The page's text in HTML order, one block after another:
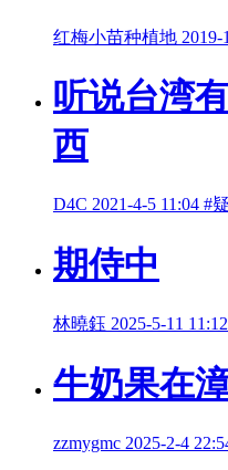
红梅小苗种植地 2019-
听说台湾
西
D4C 2021-4-5 11:04 #
期侍中
林曉鈺 2025-5-11 11:12
牛奶果在
zzmygmc 2025-2-4